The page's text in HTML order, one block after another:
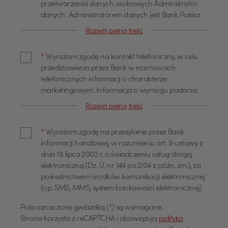
przetwarzania danych osobowych Administrator
danych: Administratorem danych jest Bank Polska
Kasa Opieki Spółka Akcyjna z siedzibą w Warszawie,
skontaktować poprzez adres email
info@pekao.com.pl, telefonicznie pod numerem 519
222 222 lub pisemnie: Bank Pekao SA - Centrala, ul.
Żubra 1, 01-066 Warszawa. U administratora
danych osobowych wyznaczony jest Inspektor
poprzez adres email: IOD@pekao.com.pl lub
pisemnie: Bank Pekao SA - Centrala, ul. Żubra 1, 01-
066 Warszawa. Z Inspektorem Ochrony Danych
można się kontaktować we wszystkich sprawach
dotyczących przetwarzania danych osobowych.
Cele przetwarzania oraz podstawa prawna
przetwarzania Pani/Pana dane będą
przetwarzane w celu: marketingu produktów i
usług Banku, w tym w celach analitycznych i
Rozwiń pełną treść
* Wyrażam zgodę na kontakt telefoniczny, w celu
przedstawienia przez Bank w rozmowach
telefonicznych informacji o charakterze
marketingowym. Informacja o wymogu podania
danych Podanie danych osobowych dla celów
profilowanie dla określania preferencji lub potrzeb
w zakresie produktów lub usług oraz
przedstawienia odpowiedniej oferty, przez Bank
Polska Kasa Opieki Spółka Akcyjna z siedzibą w
Warszawie, ul. Żubra 1 ("Bank"), jako administratora,
w celu marketingu bezpośredniego produktów lub
usług Banku oraz na kontakt telefoniczny, w celu
przedstawiania przez Bank w rozmowach
telefonicznych informacji o charakterze
Rozwiń pełną treść
* Wyrażam zgodę na przesyłanie przez Bank
informacji handlowej, w rozumieniu art. 9 ustawy z
dnia 18 lipca 2002 r. o świadczeniu usług drogą
elektroniczną (Dz. U. nr 144 po.1204 z późn. zm.), za
pośrednictwem środków komunikacji elektronicznej
(np. SMS, MMS, system bankowości elektronicznej)
Pola oznaczone gwiazdką (*) są wymagane.
Strona korzysta z reCAPTCHA i obowiązują polityka
USD